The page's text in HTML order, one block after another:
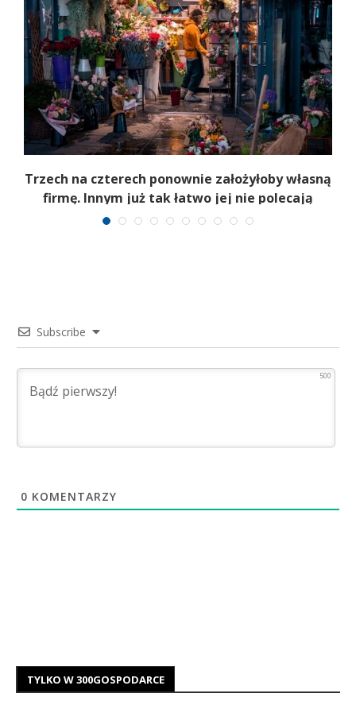
Trzech na czterech ponownie założyłoby własną
firmę. Innym już tak łatwo jej nie polecają
Subscribe
500
0 KOMENTARZY
TYLKO W 300GOSPODARCE